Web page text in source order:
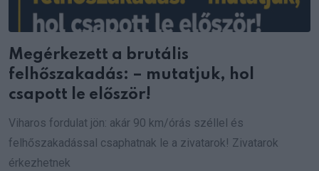
Megérkezett a brutális
felhőszakadás: – mutatjuk, hol
csapott le először!
Viharos fordulat jön: akár 90 km/órás széllel és
felhőszakadással csaphatnak le a zivatarok! Zivatarok
érkezhetnek